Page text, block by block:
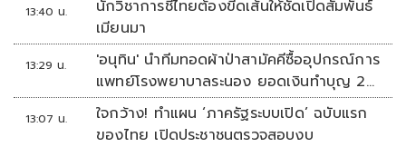
13:40 น.
นักวิชาการชี้ไทยต้องขีดเส้นให้ชัดเปิดสัมพันธ์
เมียนมา
13:29 น.
'อนุทิน' นำทีมทอดผ้าป่าสามัคคีซื้ออุปกรณ์การ
แพทย์โรงพยาบาลระนอง ยอดเงินทำบุญ 20
ล้านบาท
13:07 น.
ใจกว้าง! ทำแผน ‘ภาครัฐระบบเปิด’ ฉบับแรก
ของไทย เปิดประชาชนตรวจสอบงบ